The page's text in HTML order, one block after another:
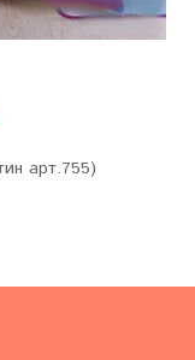
арт.755)